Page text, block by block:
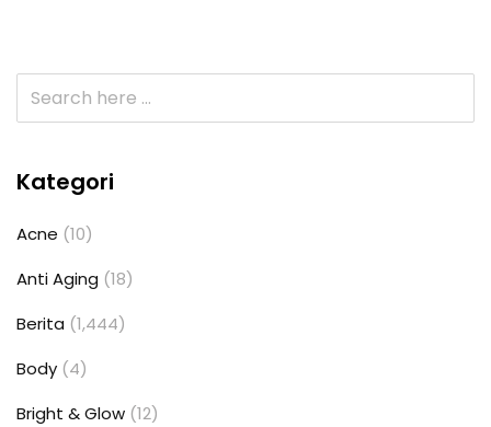
Kategori
Acne (10)
Anti Aging (18)
Berita (1,444)
Body (4)
Bright & Glow (12)